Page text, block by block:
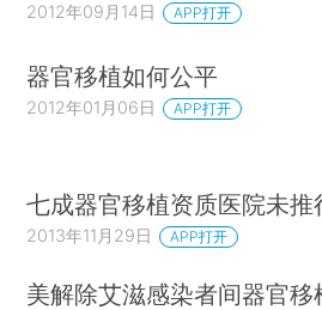
2012年09月14日 APP打开
器官移植如何公平
2012年01月06日 APP打开
七成器官移植资质医院未推
2013年11月29日 APP打开
美解除艾滋感染者间器官移